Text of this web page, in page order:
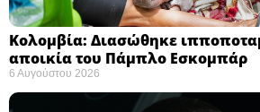
Κολομβία: Διασώθηκε
αποικία του Πάμπλο Εσκομπάρ ​
6 Αυγούστου 2026